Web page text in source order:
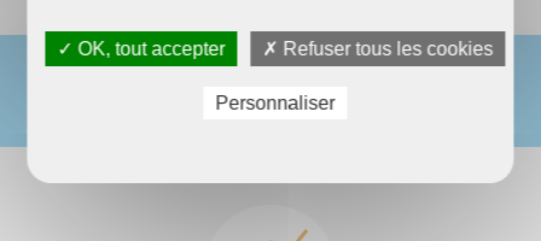
✓ OK, tout accepter ✗ Refuser tous les cookies
Personnaliser